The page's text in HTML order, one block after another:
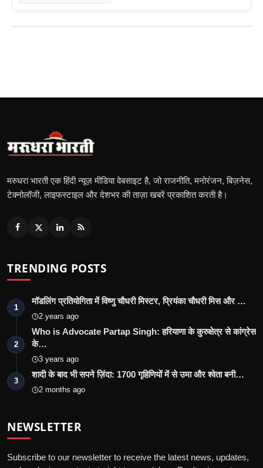
मरुधरा भारती एक हिंदी न्यूज़ मीडिया वेबसाइट है, जो राजनीति, मनोरंजन, बिज़नेस,
टेक्नोलॉजी, लाइफस्टाइल और देशभर की ताज़ा खबरें प्रकाशित करती है।
TRENDING POSTS
1
मॉडलिंग प्रतियोगिता में विष्णु चौधरी मिस्टर, प्रियंका चौधरी मिस और …
2 years ago
2
Who is Advocate Partap Singh: हरियाणा के कुरुक्षेत्र से कांग्रेस
के…
3 years ago
3
शादी के बाद भी सपने ज़िंदा: 1700 गृहिणियों में से उमा और श्वेता बनी…
2 months ago
NEWSLETTER
Subscribe to our newsletter to receive the latest news, updates,